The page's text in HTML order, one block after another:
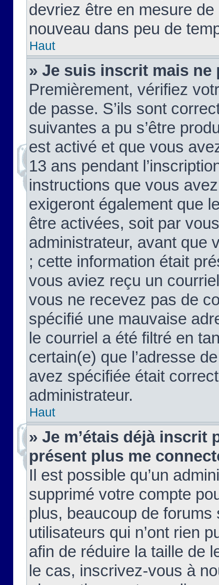
devriez être en mesure
nouveau dans peu de
Haut
» Je suis inscrit mais ne
Premièrement, vérifiez
de passe. S’ils sont
suivantes a pu s’être
est activé et que vous
13 ans pendant
instructions que vous
exigeront également que
être activées, soit par
administrateur, avant que
; cette information était
vous aviez reçu un
vous ne recevez pas de
spécifié une mauvaise
le courriel a été filtré en
certain(e) que l’adresse
avez spécifiée était
administrateur.
Haut
» Je m’étais déjà inscrit
présent plus me
Il est possible qu’un
supprimé votre compte
plus, beaucoup de
utilisateurs qui n’ont rien
afin de réduire la taille de
le cas, inscrivez-vous à